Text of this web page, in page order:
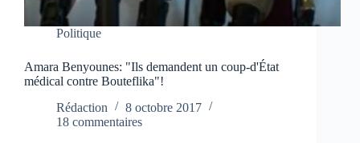
Politique
Amara Benyounes: "Ils demandent un coup-d'État
médical contre Bouteflika"!
Rédaction
8 octobre 2017
18 commentaires